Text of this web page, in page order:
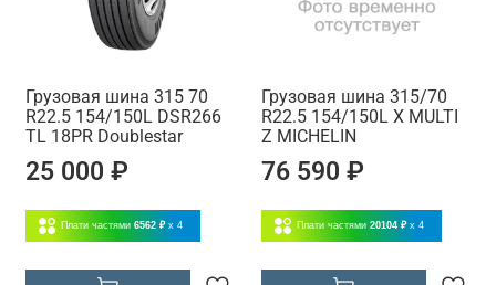
Грузовая шина 315 70
R22.5 154/150L DSR266
TL 18PR Doublestar
25 000 ₽
Плати частями 6562 ₽ x 4
Грузовая шина 315/70
R22.5 154/150L X MULTI
Z MICHELIN
76 590 ₽
Плати частями 20104 ₽ x 4